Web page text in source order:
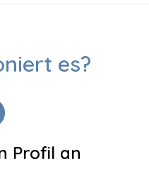
es?
Profil an